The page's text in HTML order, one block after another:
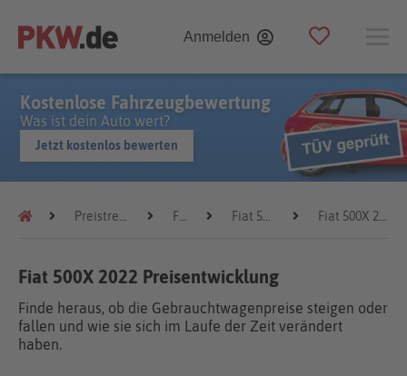
Anmelden
Kostenlose Fahrzeugbewertung
Was ist dein Auto wert?
Jetzt kostenlos bewerten
Preistrends Fiat Fiat 500X Fiat 500X 2022
Fiat 500X 2022 Preisentwicklung
Finde heraus, ob die Gebrauchtwagenpreise steigen oder
fallen und wie sie sich im Laufe der Zeit verändert
haben.